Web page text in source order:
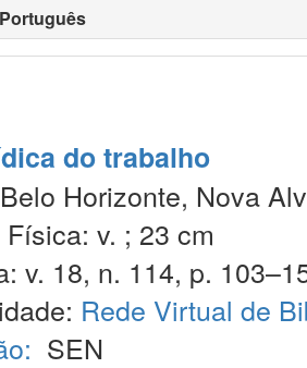
do trabalho
Horizonte, Nova
v. ; 23 cm
v. 18, n. 114, p.
Rede Virtual de
SEN